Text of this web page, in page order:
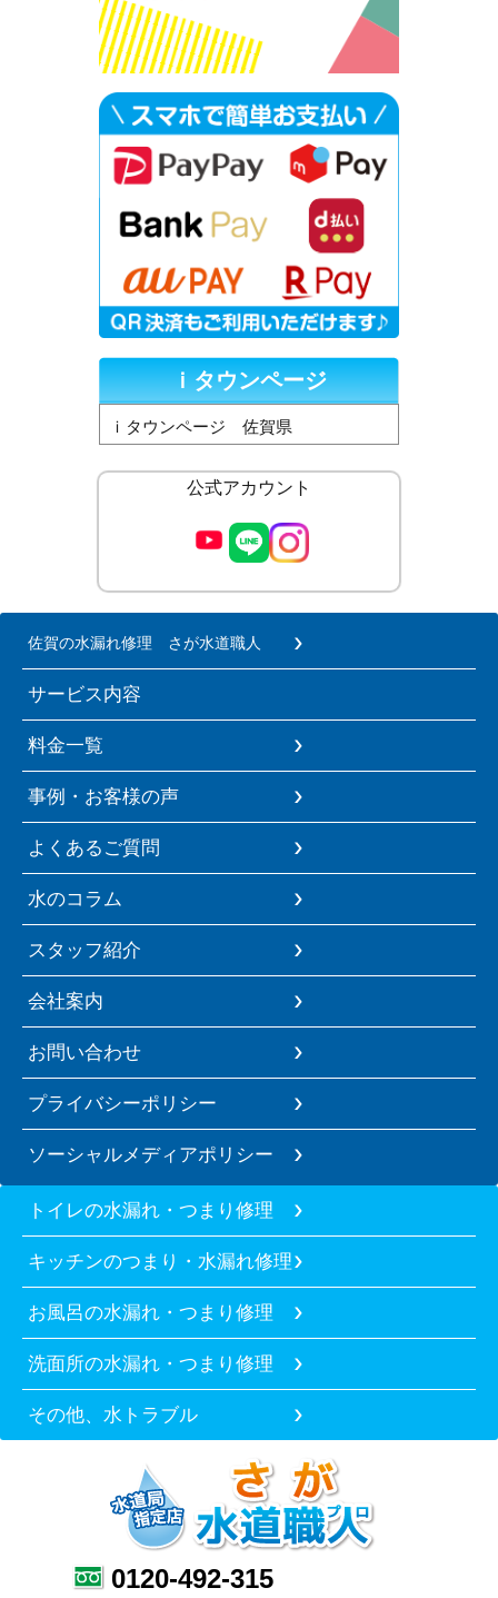
ｉタウンページ
ｉタウンページ 佐賀県
公式アカウント
佐賀の水漏れ修理 さが水道職人
サービス内容
料金一覧
事例・お客様の声
よくあるご質問
水のコラム
スタッフ紹介
会社案内
お問い合わせ
プライバシーポリシー
ソーシャルメディアポリシー
トイレの水漏れ・つまり修理
キッチンのつまり・水漏れ修理
お風呂の水漏れ・つまり修理
洗面所の水漏れ・つまり修理
その他、水トラブル
0120-492-315